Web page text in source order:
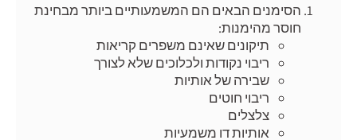
הסימנים הבאים הם המשמעותיים ביותר מבחינת
חוסר מהימנות:
תיקונים שאינם משפרים קריאות
ריבוי נקודות ולכלוכים שלא לצורך
שבירה של אותיות
ריבוי חוטים
צלצלים
אותיות דו משמעיות